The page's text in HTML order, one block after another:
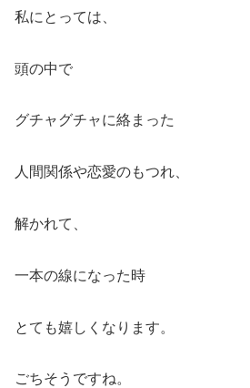
私にとっては、
頭の中で
グチャグチャに絡まった
人間関係や恋愛のもつれ、
解かれて、
一本の線になった時
とても嬉しくなります。
ごちそうですね。